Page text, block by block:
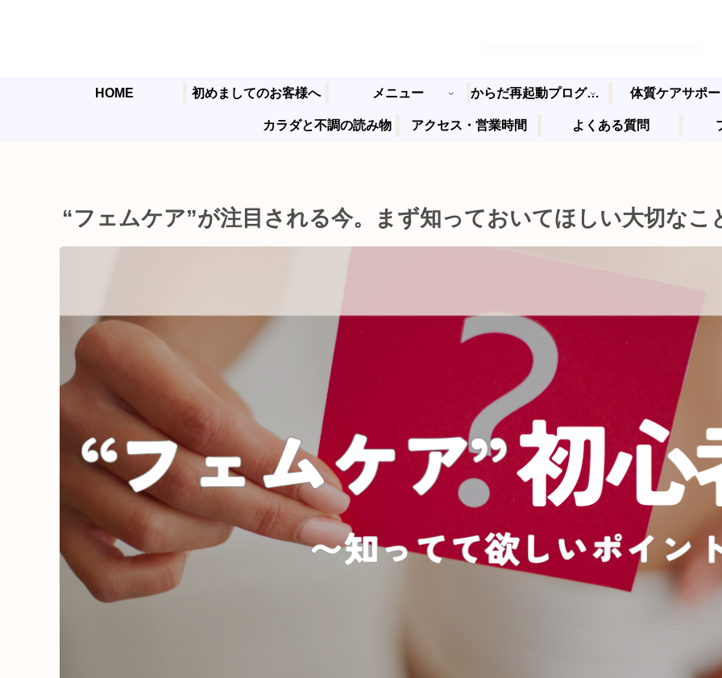
HOME 初めましてのお客様へ メニュー からだ再起動プログラム 体質ケアサポ
カラダと不調の読み物 アクセス・営業時間 よくある質問
“フェムケア”が注目される今。まず知っておいてほしい大切なこ